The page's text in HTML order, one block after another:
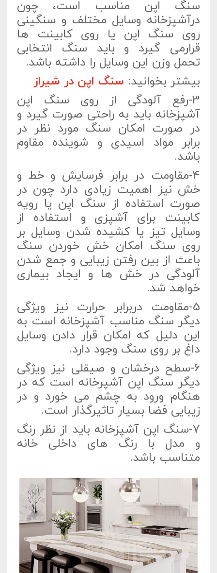
سنگ اپن مناسب است، چون
درآشپزخانه وسایل مختلف و سنگینی
روی سنگ اپن یا روی کابینت ها
قرارمی گیرد و باید سنگ انتخابی
تحمل وزن این وسایل را داشته باشد.
بیشتر بخوانید: سنگ اپن در شیراز
3-رفع آلودگی از روی سنگ اپن
آشپزخانه باید به راحتی صورت گیرد و
در صورت امکان سنگ مورد نظر در
برابر مواد اسیدی و شوینده مقاوم
باشد.
4-مقاومت در برابر فرسایش و خط و
خش نیز اهمیت زیادی دارد چون در
صورت استفاده از سنگ اپن یا رویه
کابینت برای آشپزی و استفاده از
وسایل تیز یا کشیده شدن وسایل بر
روی سنگ امکان خش خوردن سنگ
باعث از بین رفتن زیبایی و جمع شدن
آلودگی در خش ها و ایجاد بیماری
خواهد شد.
5-مقاومت دربرابر حرارت نیز ویژگی
دیگر سنگ مناسب آشپزخانه است به
این دلیل که امکان قرار دادن وسایل
داغ بر روی سنگ وجود دارد.
6-سطح درخشان و صیقلی نیز ویژگی
دیگر سنگ اپن آشپرخانه است که در
هنگام ورود به چشم می خورد و در
زیبایی فضا بسیار تاثیرگذار است.
7-سنگ اپن آشپزخانه باید از نظر رنگ
و مدل با رنگ های داخلی خانه
متناسب باشد.